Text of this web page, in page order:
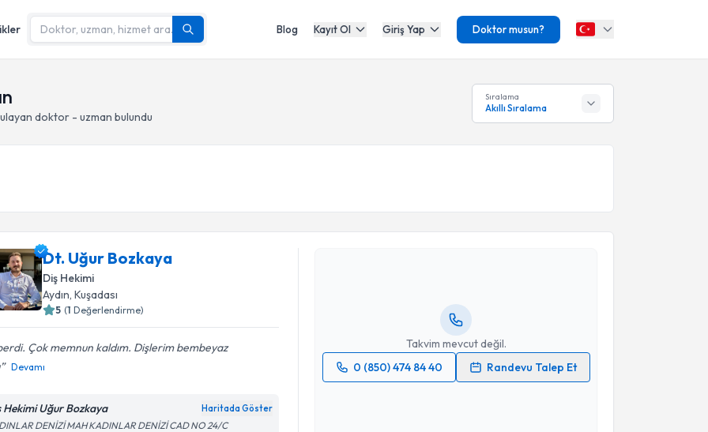
Blog Kayıt Ol Giriş Yap Doktor musun?
doktor - uzman bulundu
Sıralama
Akıllı Sıralama
Dt. Uğur Bozkaya
Diş Hekimi
Aydın, Kuşadası
5 (1 Değerlendirme)
Çok memnun kaldım. Dişlerim bembeyaz
Devamı
Hekimi Uğur Bozkaya Haritada Göster
DENİZİ MAH KADINLAR DENİZİ CAD NO 24/C
Takvim mevcut değil.
0 (850) 474 84 40
Randevu Talep Et
Dt. Uğur Bozkaya